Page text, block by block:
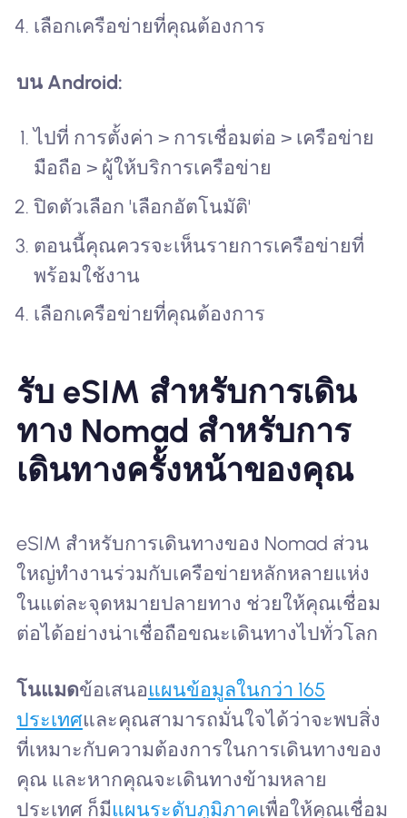
เลือกเครือข่ายที่คุณต้องการ
บน Android:
ไปที่ การตั้งค่า > การเชื่อมต่อ > เครือข่าย
มือถือ > ผู้ให้บริการเครือข่าย
ปิดตัวเลือก 'เลือกอัตโนมัติ'
ตอนนี้คุณควรจะเห็นรายการเครือข่ายที่
พร้อมใช้งาน
เลือกเครือข่ายที่คุณต้องการ
รับ eSIM สำหรับการเดิน
ทาง Nomad สำหรับการ
เดินทางครั้งหน้าของคุณ
eSIM สำหรับการเดินทางของ Nomad ส่วน
ใหญ่ทำงานร่วมกับเครือข่ายหลักหลายแห่ง
ในแต่ละจุดหมายปลายทาง ช่วยให้คุณเชื่อม
ต่อได้อย่างน่าเชื่อถือขณะเดินทางไปทั่วโลก
โนแมดข้อเสนอแผนข้อมูลในกว่า 165
ประเทศและคุณสามารถมั่นใจได้ว่าจะพบสิ่ง
ที่เหมาะกับความต้องการในการเดินทางของ
คุณ และหากคุณจะเดินทางข้ามหลาย
ประเทศ ก็มีแผนระดับภูมิภาคเพื่อให้คุณเชื่อม